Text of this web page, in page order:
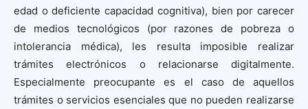
edad o deficiente capacidad cognitiva), bien por carecer
de medios tecnológicos (por razones de pobreza o
intolerancia médica), les resulta imposible realizar
trámites electrónicos o relacionarse digitalmente.
Especialmente preocupante es el caso de aquellos
trámites o servicios esenciales que no pueden realizarse